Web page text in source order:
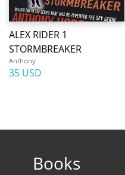
ALEX RIDER 1
STORMBREAKER
Anthony
35 USD
Books